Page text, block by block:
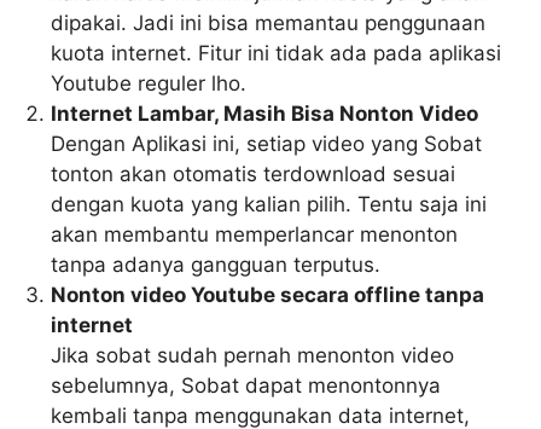
dipakai. Jadi ini bisa memantau penggunaan
kuota internet. Fitur ini tidak ada pada aplikasi
Youtube reguler lho.
Internet Lambar, Masih Bisa Nonton Video
Dengan Aplikasi ini, setiap video yang Sobat
tonton akan otomatis terdownload sesuai
dengan kuota yang kalian pilih. Tentu saja ini
akan membantu memperlancar menonton
tanpa adanya gangguan terputus.
Nonton video Youtube secara offline tanpa
internet
Jika sobat sudah pernah menonton video
sebelumnya, Sobat dapat menontonnya
kembali tanpa menggunakan data internet,